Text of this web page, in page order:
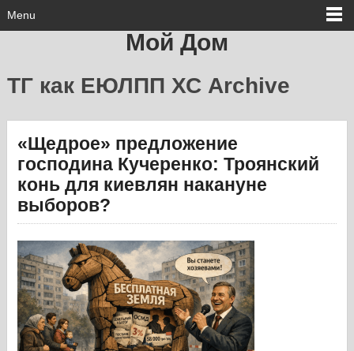
Menu
Мой Дом
ТГ как ЕЮЛПП ХС Archive
«Щедрое» предложение
господина Кучеренко: Троянский
конь для киевлян накануне
выборов?